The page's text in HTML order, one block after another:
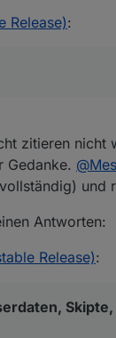
warum ist die
auch die Readme
Readme von
Doku von
Release):
zitieren nicht
Gedanke. @
und
Antworten:
Release):